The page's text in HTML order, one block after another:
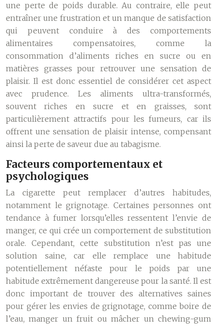
une perte de poids durable. Au contraire, elle peut
entraîner une frustration et un manque de satisfaction
qui peuvent conduire à des comportements
alimentaires compensatoires, comme la
consommation d’aliments riches en sucre ou en
matières grasses pour retrouver une sensation de
plaisir. Il est donc essentiel de considérer cet aspect
avec prudence. Les aliments ultra-transformés,
souvent riches en sucre et en graisses, sont
particulièrement attractifs pour les fumeurs, car ils
offrent une sensation de plaisir intense, compensant
ainsi la perte de saveur due au tabagisme.
Facteurs comportementaux et
psychologiques
La cigarette peut remplacer d’autres habitudes,
notamment le grignotage. Certaines personnes ont
tendance à fumer lorsqu’elles ressentent l’envie de
manger, ce qui crée un comportement de substitution
orale. Cependant, cette substitution n’est pas une
solution saine, car elle remplace une habitude
potentiellement néfaste pour le poids par une
habitude extrêmement dangereuse pour la santé. Il est
donc important de trouver des alternatives saines
pour gérer les envies de grignotage, comme boire de
l’eau, manger un fruit ou mâcher un chewing-gum